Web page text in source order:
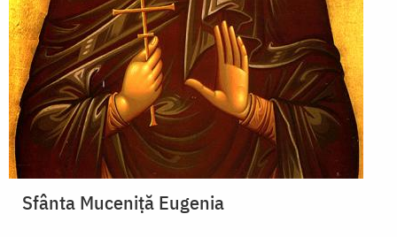
Sfânta Muceniță Eugenia